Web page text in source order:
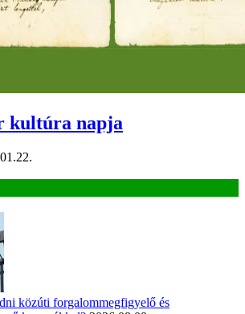
kultúra napja
közúti forgalommegfigyelő és